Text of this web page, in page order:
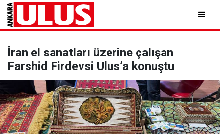
İran el sanatları üzerine çalışan
Farshid Firdevsi Ulus’a konuştu